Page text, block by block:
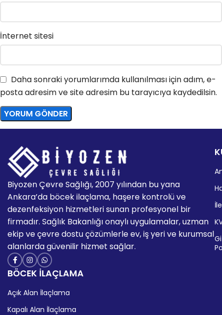
İnternet sitesi
Daha sonraki yorumlarımda kullanılması için adım, e-
posta adresim ve site adresim bu tarayıcıya kaydedilsin.
Biyozen Çevre Sağlığı, 2007 yılından bu yana
Ankara’da böcek ilaçlama, haşere kontrolü ve
dezenfeksiyon hizmetleri sunan profesyonel bir
firmadır. Sağlık Bakanlığı onaylı uygulamalar, uzman
ekip ve çevre dostu çözümlerle ev, iş yeri ve kurumsal
alanlarda güvenilir hizmet sağlar.
BÖCEK İLAÇLAMA
Açık Alan İlaçlama
Kapalı Alan İlaçlama